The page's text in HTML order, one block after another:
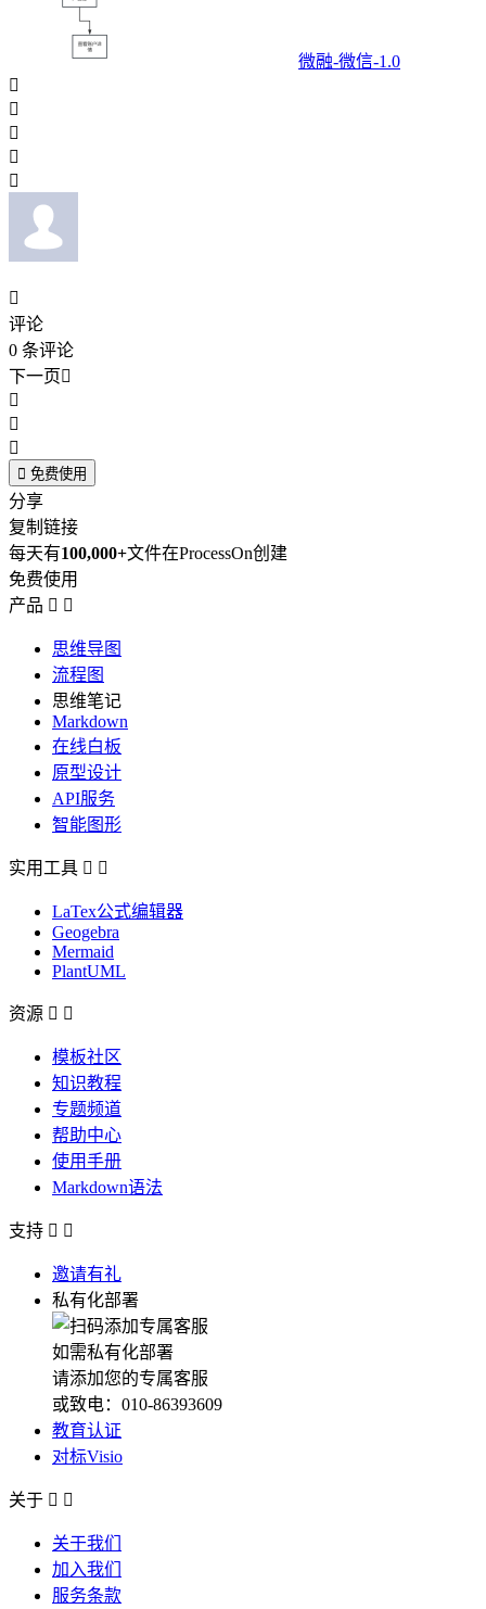
微融-微信-1.0






评论
0 条评论
下一页



 免费使用
分享
复制链接
每天有100,000+文件在ProcessOn创建
免费使用
产品  
思维导图
流程图
思维笔记
Markdown
在线白板
原型设计
API服务
智能图形
实用工具  
LaTex公式编辑器
Geogebra
Mermaid
PlantUML
资源  
模板社区
知识教程
专题频道
帮助中心
使用手册
Markdown语法
支持  
邀请有礼
私有化部署
如需私有化部署
请添加您的专属客服
或致电：010-86393609
教育认证
对标Visio
关于  
关于我们
加入我们
服务条款